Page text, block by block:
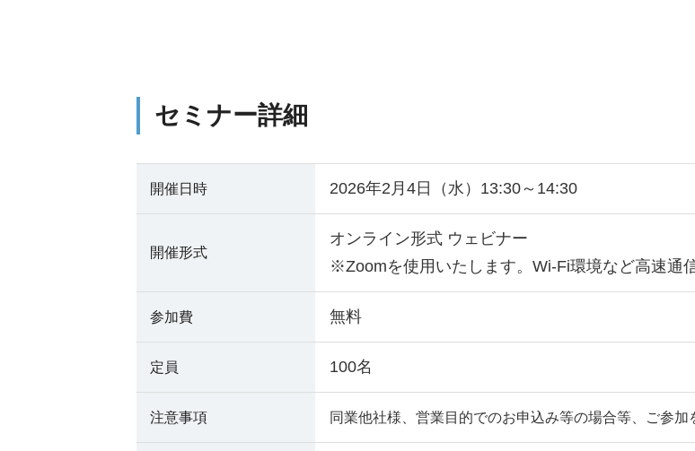
セミナー詳細
開催日時 2026年2月4日（水）13:30～14:30
開催形式
オンライン形式 ウェビナー
※Zoomを使用いたします。Wi-Fi環境など高速通
参加費 無料
定員 100名
注意事項 同業他社様、営業目的でのお申込み等の場合等、ご参加